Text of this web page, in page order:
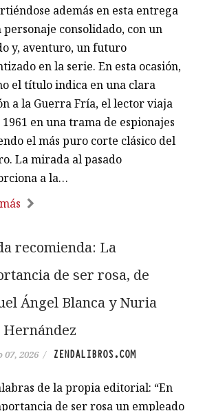
además en esta entrega
personaje consolidado, con un
y, aventuro, un futuro
en la serie. En esta ocasión,
el título indica en una clara
a la Guerra Fría, el lector viaja
1961 en una trama de espionajes
el más puro corte clásico del
La mirada al pasado
a la…
recomienda: La
de ser rosa, de
Ángel Blanca y Nuria
Hernández
2026 / ZENDALIBROS.COM
de la propia editorial: “En
de ser rosa un empleado